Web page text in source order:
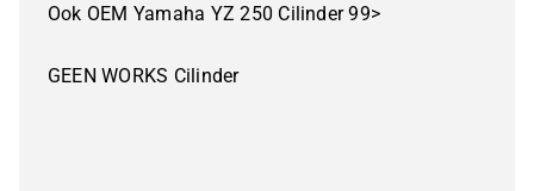
250
21>
Ook OEM Yamaha YZ 250 Cilinder 99>
GEEN WORKS Cilinder